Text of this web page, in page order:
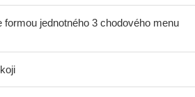
formou jednotného 3 chodového menu